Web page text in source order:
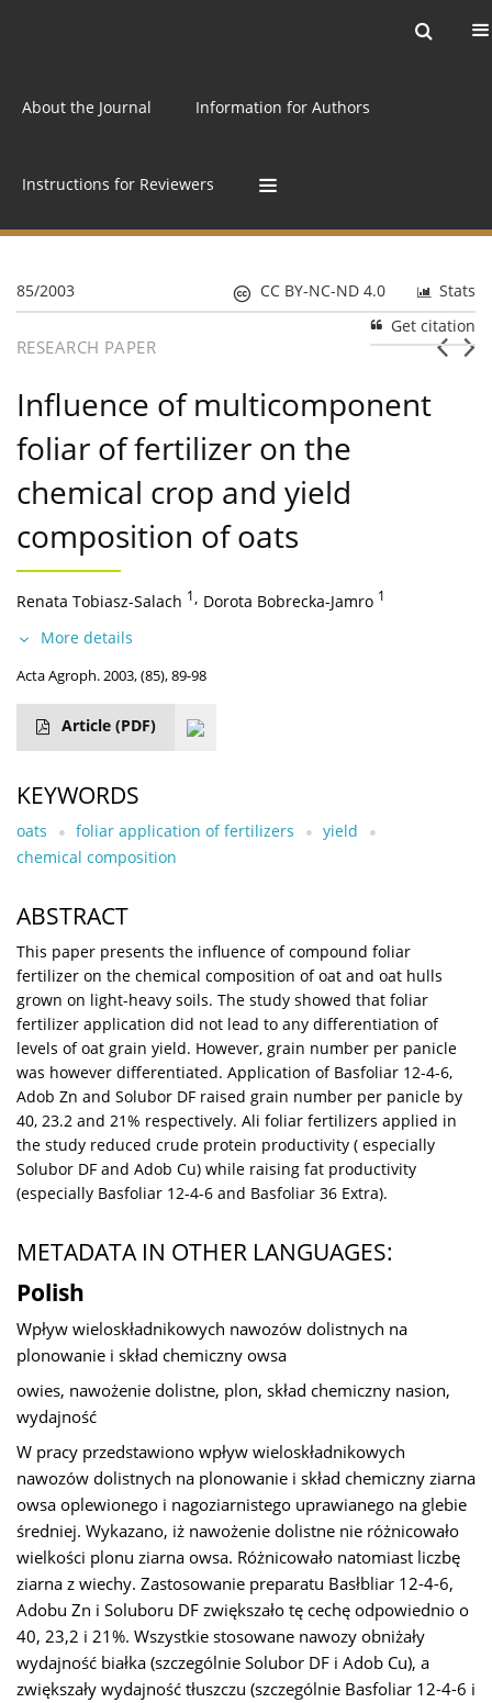
About the Journal Information for Authors
Instructions for Reviewers
85/2003 Stats
CC BY-NC-ND 4.0
Get citation
RESEARCH PAPER
Influence of multicomponent
foliar of fertilizer on the
chemical crop and yield
composition of oats
Renata Tobiasz-Salach 1, Dorota Bobrecka-Jamro 1
More details
Acta Agroph. 2003, (85), 89-98
Article (PDF)
KEYWORDS
oats foliar application of fertilizers
yield
chemical composition
ABSTRACT
This paper presents the influence of compound foliar
fertilizer on the chemical composition of oat and oat hulls
grown on light-heavy soils. The study showed that foliar
fertilizer application did not lead to any differentiation of
levels of oat grain yield. However, grain number per panicle
was however differentiated. Application of Basfoliar 12-4-6,
Adob Zn and Solubor DF raised grain number per panicle by
40, 23.2 and 21% respectively. Ali foliar fertilizers applied in
the study reduced crude protein productivity ( especially
Solubor DF and Adob Cu) while raising fat productivity
(especially Basfoliar 12-4-6 and Basfoliar 36 Extra).
METADATA IN OTHER LANGUAGES:
Polish
Wpływ wieloskładnikowych nawozów dolistnych na
plonowanie i skład chemiczny owsa
owies, nawożenie dolistne, plon, skład chemiczny nasion,
wydajność
W pracy przedstawiono wpływ wieloskładnikowych
nawozów dolistnych na plonowanie i skład chemiczny ziarna
owsa oplewionego i nagoziarnistego uprawianego na glebie
średniej. Wykazano, iż nawożenie dolistne nie różnicowało
wielkości plonu ziarna owsa. Różnicowało natomiast liczbę
ziarna z wiechy. Zastosowanie preparatu Basłbliar 12-4-6,
Adobu Zn i Soluboru DF zwiększało tę cechę odpowiednio o
40, 23,2 i 21%. Wszystkie stosowane nawozy obniżały
wydajność białka (szczególnie Solubor DF i Adob Cu), a
zwiększały wydajność tłuszczu (szczególnie Basfoliar 12-4-6 i